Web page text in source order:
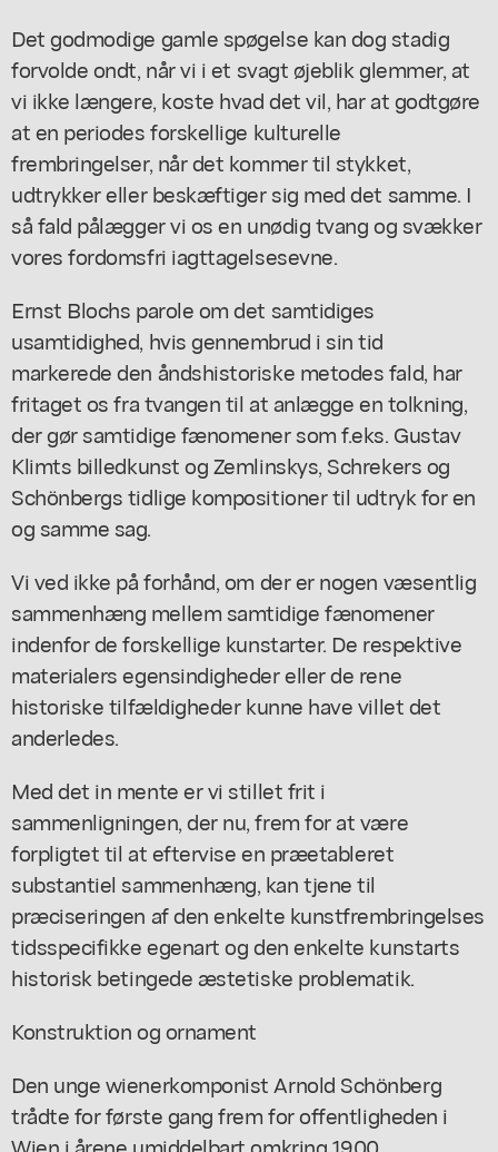
Det godmodige gamle spøgelse kan dog stadig
forvolde ondt, når vi i et svagt øjeblik glemmer, at
vi ikke længere, koste hvad det vil, har at godtgøre
at en periodes forskellige kulturelle
frembringelser, når det kommer til stykket,
udtrykker eller beskæftiger sig med det samme. I
så fald pålægger vi os en unødig tvang og svækker
vores fordomsfri iagttagelsesevne.
Ernst Blochs parole om det samtidiges
usamtidighed, hvis gennembrud i sin tid
markerede den åndshistoriske metodes fald, har
fritaget os fra tvangen til at anlægge en tolkning,
der gør samtidige fænomener som f.eks. Gustav
Klimts billedkunst og Zemlinskys, Schrekers og
Schönbergs tidlige kompositioner til udtryk for en
og samme sag.
Vi ved ikke på forhånd, om der er nogen væsentlig
sammenhæng mellem samtidige fænomener
indenfor de forskellige kunstarter. De respektive
materialers egensindigheder eller de rene
historiske tilfældigheder kunne have villet det
anderledes.
Med det in mente er vi stillet frit i
sammenligningen, der nu, frem for at være
forpligtet til at eftervise en præetableret
substantiel sammenhæng, kan tjene til
præciseringen af den enkelte kunstfrembringelses
tidsspecifikke egenart og den enkelte kunstarts
historisk betingede æstetiske problematik.
Konstruktion og ornament
Den unge wienerkomponist Arnold Schönberg
trådte for første gang frem for offentligheden i
Wien i årene umiddelbart omkring 1900.